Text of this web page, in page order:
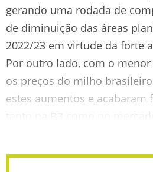
gerando uma rodada de
de diminuição das áreas
2022/23 em virtude da forte
Por outro lado, com o
os preços do milho
estes aumentos e acabaram
tanto na B3 como no